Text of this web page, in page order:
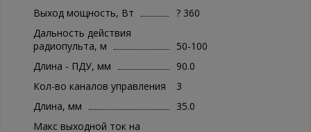
Выход мощность, Вт
? 360
Дальность действия
радиопульта, м
50-100
Длина - ПДУ, мм
90.0
Кол-во каналов управления
3
Длина, мм
35.0
Макс выходной ток на